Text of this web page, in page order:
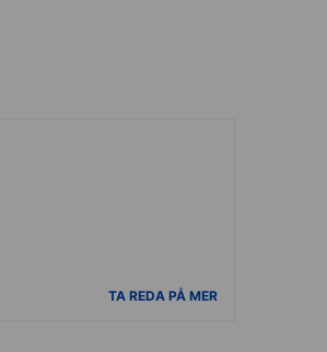
TA REDA PÅ MER